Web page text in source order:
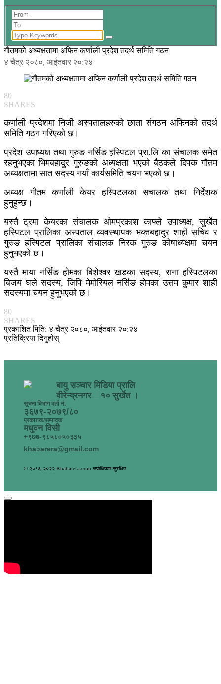
गौतमको अध्यक्षतामा अफिन कर्णाली प्रदेश तदर्थ समिति गठन
४ चैत्र २०८०, आईतवार २०:२४
80
SHARES
कर्णाली प्रदेशमा निजी अस्पतालहरुको छाता संगठन अफिनको तदर्थ
समिति गठन गरिएको छ।
प्रदेश उपाध्यक्ष तथा गुरुङ नर्सिङ हस्पिटल प्रा.लि का संचालक समेत
रहनुभएका भिमबहादुर गुरुङको अध्यक्षता भएको बैठकले दिपक गौतम
अध्यक्षतामा सात सदस्य नयाँ कार्यसमिति चयन भएको छ।
अध्यक्ष गौतम कर्णाली केयर हस्पिटलका सचालक तथा निर्देशक
हुनुहुन्छ।
यस्तै ट्रमा केयरका संचालक ओमप्रकाश काफ्ले उपाध्यक्ष, सुर्खेत
हस्पिटल प्रालिका अस्पताल व्यवस्थापक भक्तबहादुर शाही सचिव र
गुरुङ हस्पिटल प्रालिका संचालक निरक गुरुङ कोषाध्यक्षमा चयन
हुनुभएको छ।
यस्तै माया नर्सिङ होमका बिशेश्वर खडका सदस्य, राना हस्पिटलका
बिजय घले सदस्य, जिपि मेमोरियल नर्सिङ होमका उत्तम कुमार शाही
सदस्यमा चयन हुनुभएको छ।
80
SHARES
प्रकाशित मिति: ४ चैत्र २०८०, आईतवार २०:२४
प्रतिक्रिया दिनुहोस्
बायु सञ्चार मिडिया प्रालि
वीरेन्द्रनगर—१० सुर्खेत ।
सूचना विभाग दर्ता नं.
३६७९-२०७९/८०
प्रकाशक/सम्पादक
मधुवन विसी
+९७७-९८५८०५०३३५
khabarera@gmail.com
© २०१६-२०२२ Khabarera.com सर्वाधिकार सुरक्षित